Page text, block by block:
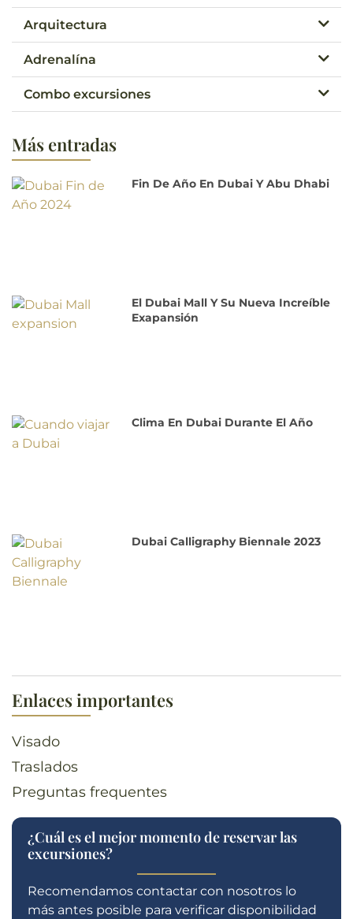
Arquitectura
Adrenalína
Combo excursiones
Más entradas
Fin De Año En Dubai Y Abu Dhabi
El Dubai Mall Y Su Nueva Increíble
Exapansión
Clima En Dubai Durante El Año
Dubai Calligraphy Biennale 2023
Enlaces importantes
Visado
Traslados
Preguntas frequentes
¿Cuál es el mejor momento de reservar las
excursiones?
Recomendamos contactar con nosotros lo
más antes posible para verificar disponibilidad